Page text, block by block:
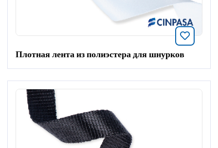
Плотная лента из полиэстера для шнурков